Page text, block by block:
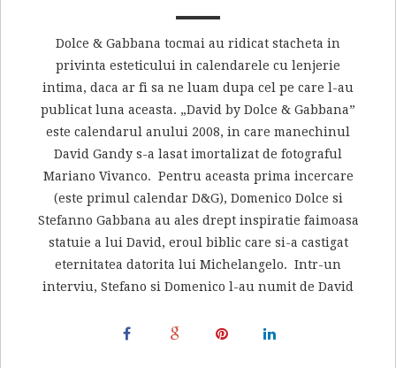
Dolce & Gabbana tocmai au ridicat stacheta in
privinta esteticului in calendarele cu lenjerie
intima, daca ar fi sa ne luam dupa cel pe care l-au
publicat luna aceasta. „David by Dolce & Gabbana”
este calendarul anului 2008, in care manechinul
David Gandy s-a lasat imortalizat de fotograful
Mariano Vivanco. Pentru aceasta prima incercare
(este primul calendar D&G), Domenico Dolce si
Stefanno Gabbana au ales drept inspiratie faimoasa
statuie a lui David, eroul biblic care si-a castigat
eternitatea datorita lui Michelangelo. Intr-un
interviu, Stefano si Domenico l-au numit de David